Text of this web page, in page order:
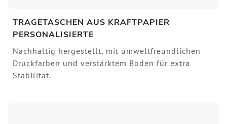
TRAGETASCHEN AUS KRAFTPAPIER
PERSONALISIERTE
Nachhaltig hergestellt, mit umweltfreundlichen
Druckfarben und verstärktem Boden für extra
Stabilität.